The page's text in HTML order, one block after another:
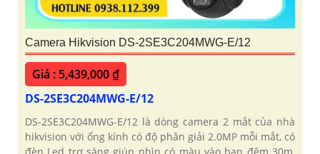
Camera Hikvision DS-2SE3C204MWG-E/12
Giá : 5,439,000 ₫
DS-2SE3C204MWG-E/12
DS-2SE3C204MWG-E/12 là dòng camera 2 mắt của nhà
hikvision với ống kính có độ phân giải 2.0MP mỗi mắt, có